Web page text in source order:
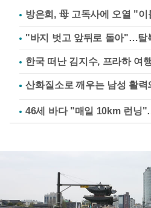
방은희, 母 고독사에 오열 "
"바지 벗고 앞뒤로 돌아"…탈
한국 떠난 김지수, 프라하 여
46세 바다 "매일 10km 런닝